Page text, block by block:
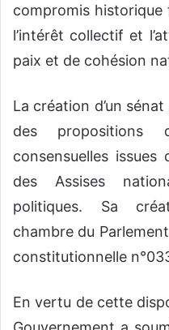
compromis historique
l’intérêt collectif et
paix et de cohésion
La création d’un
des propositions
consensuelles
des Assises
politiques. Sa
chambre du
constitutionnelle
En vertu de cette